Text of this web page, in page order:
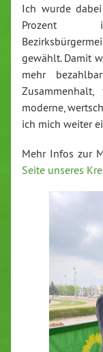
Ich wurde
Prozent
gewählt. Damit
mehr
moderne,
ich mich weiter
Mehr Infos zur
Seite unseres